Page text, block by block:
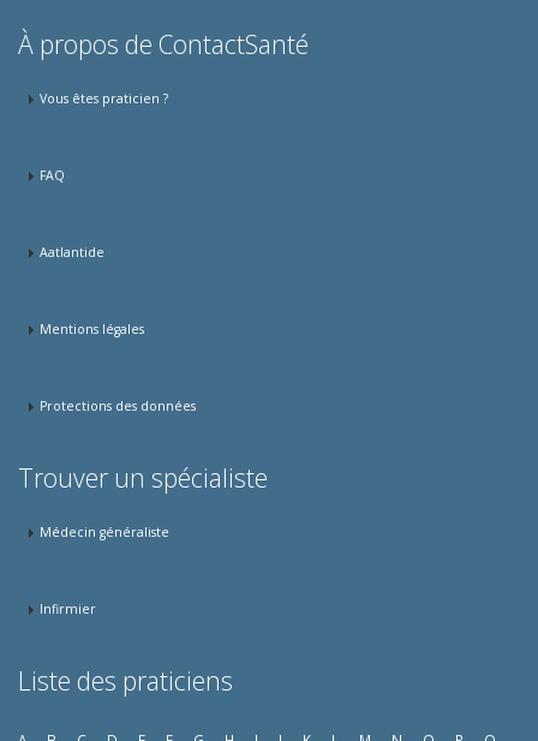
À propos de ContactSanté
Vous êtes praticien ?
FAQ
Aatlantide
Mentions légales
Protections des données
Trouver un spécialiste
Médecin généraliste
Infirmier
Liste des praticiens